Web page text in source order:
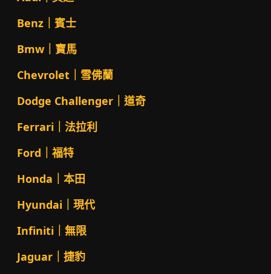
Benz｜賓士
Bmw｜寶馬
Chevrolet｜雪佛蘭
Dodge Challenger｜道奇
Ferrari｜法拉利
Ford｜福特
Honda｜本田
Hyundai｜現代
Infiniti｜無限
Jaguar｜捷豹